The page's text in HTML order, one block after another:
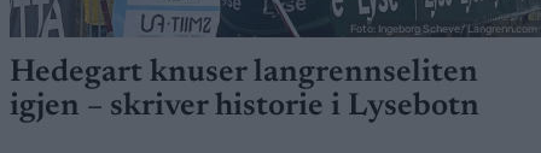
Foto: Ingeborg Scheve/ Langrenn.com
Hedegart knuser langrennseliten
igjen – skriver historie i Lysebotn